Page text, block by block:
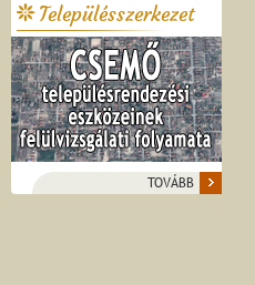
Településszerkezet
TOVÁBB